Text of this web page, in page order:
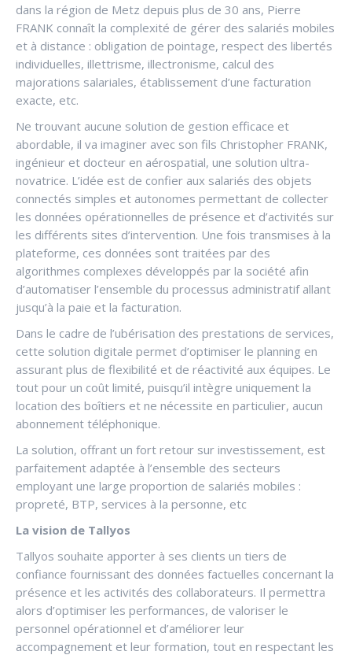
dans la région de Metz depuis plus de 30 ans, Pierre
FRANK connaît la complexité de gérer des salariés mobiles
et à distance : obligation de pointage, respect des libertés
individuelles, illettrisme, illectronisme, calcul des
majorations salariales, établissement d’une facturation
exacte, etc.
Ne trouvant aucune solution de gestion efficace et
abordable, il va imaginer avec son fils Christopher FRANK,
ingénieur et docteur en aérospatial, une solution ultra-
novatrice. L’idée est de confier aux salariés des objets
connectés simples et autonomes permettant de collecter
les données opérationnelles de présence et d’activités sur
les différents sites d’intervention. Une fois transmises à la
plateforme, ces données sont traitées par des
algorithmes complexes développés par la société afin
d’automatiser l’ensemble du processus administratif allant
jusqu’à la paie et la facturation.
Dans le cadre de l’ubérisation des prestations de services,
cette solution digitale permet d’optimiser le planning en
assurant plus de flexibilité et de réactivité aux équipes. Le
tout pour un coût limité, puisqu’il intègre uniquement la
location des boîtiers et ne nécessite en particulier, aucun
abonnement téléphonique.
La solution, offrant un fort retour sur investissement, est
parfaitement adaptée à l’ensemble des secteurs
employant une large proportion de salariés mobiles :
propreté, BTP, services à la personne, etc
La vision de Tallyos
Tallyos souhaite apporter à ses clients un tiers de
confiance fournissant des données factuelles concernant la
présence et les activités des collaborateurs. Il permettra
alors d’optimiser les performances, de valoriser le
personnel opérationnel et d’améliorer leur
accompagnement et leur formation, tout en respectant les